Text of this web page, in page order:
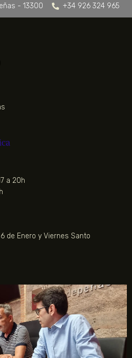
- 13300
+34 926 324 965
a 20h
de Enero y Viernes Santo